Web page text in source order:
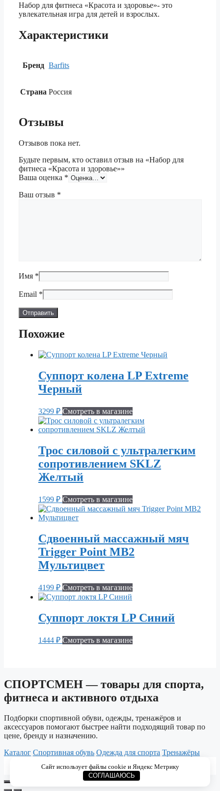
Набор для фитнеса «Красота и здоровье»- это
увлекательная игра для детей и взрослых.
Характеристики
Бренд Barfits
Страна Россия
Отзывы
Отзывов пока нет.
Будьте первым, кто оставил отзыв на «Набор для
фитнеса «Красота и здоровье»»
Ваша оценка *
Ваш отзыв *
Имя *
Email *
Похожие
Суппорт колена LP Extreme
Черный
3299 ₽ Смотреть в магазине
Трос силовой с ультралегким
сопротивлением SKLZ
Желтый
1599 ₽ Смотреть в магазине
Cдвоенный массажный мяч
Trigger Point MB2
Мультицвет
4199 ₽ Смотреть в магазине
Суппорт локтя LP Синий
1444 ₽ Смотреть в магазине
СПОРТСМЕН — товары для спорта,
фитнеса и активного отдыха
Подборки спортивной обуви, одежды, тренажёров и
аксессуаров помогают быстрее найти подходящий товар по
цене, бренду и назначению.
Каталог Спортивная обувь Одежда для спорта Тренажёры
для тренировок, фитнеса и активного отдыха.
Сайт использует файлы cookie и Яндекс Метрику
СОГЛАШАЮСЬ